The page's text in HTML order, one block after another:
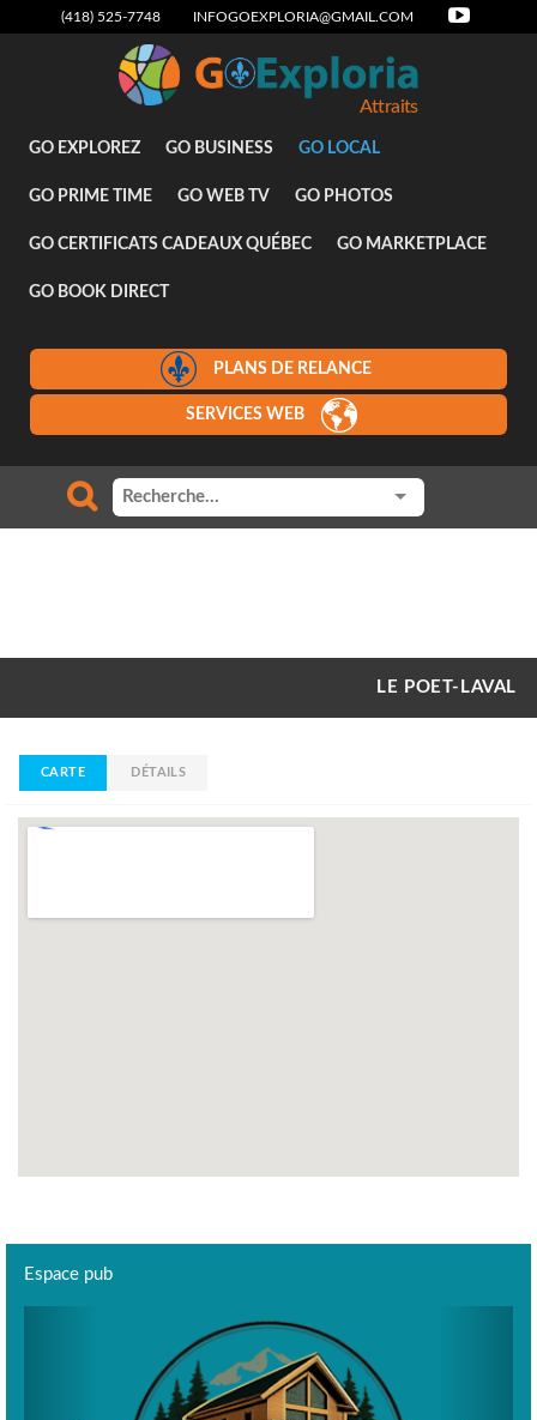
(418) 525-7748 INFOGOEXPLORIA@GMAIL.COM
Attraits
GO EXPLOREZ GO BUSINESS GO LOCAL
GO PRIME TIME GO WEB TV GO PHOTOS
GO CERTIFICATS CADEAUX QUÉBEC GO MARKETPLACE
GO BOOK DIRECT
PLANS DE RELANCE
SERVICES WEB
LE POET-LAVAL
CARTE DÉTAILS
Espace pub